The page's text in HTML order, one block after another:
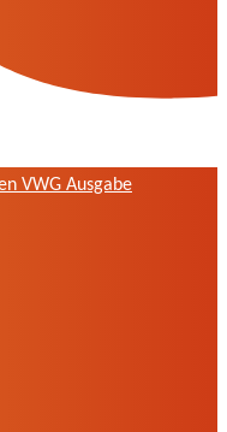
april 2025
VWG Ausgabe